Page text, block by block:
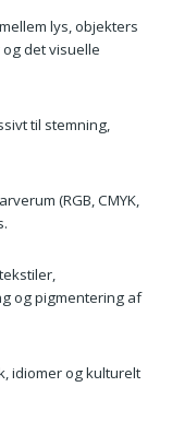
lys, objekters
det visuelle
til stemning,
(RGB, CMYK,
og pigmentering af
idiomer og kulturelt